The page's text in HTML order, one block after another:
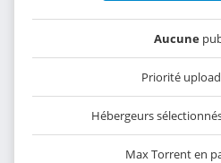
Aucune
Priorité
Hébergeurs
Max Torrent en